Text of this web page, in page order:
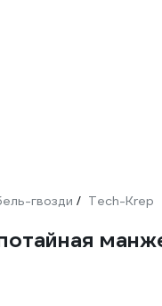
гвозди / Tech-Krep